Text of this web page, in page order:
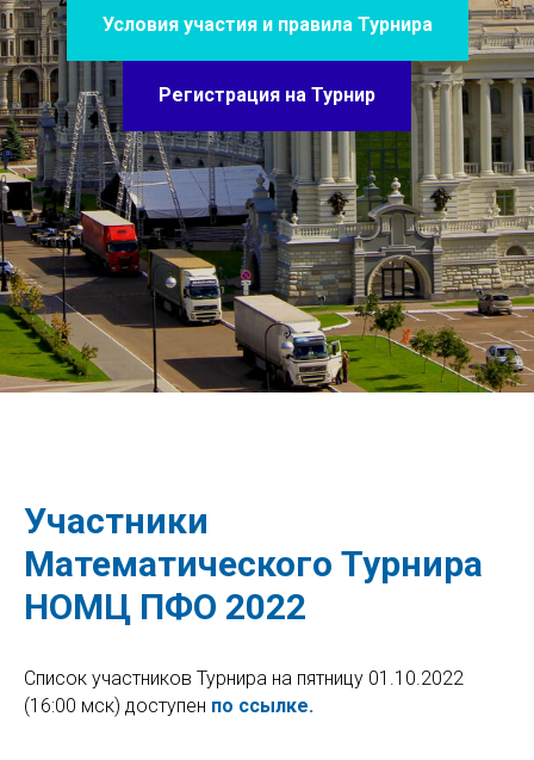
Условия участия и правила Турнира
Регистрация на Турнир
Участники
Математического Турнира
НОМЦ ПФО 2022
Список участников Турнира на пятницу 01.10.2022
(16:00 мск) доступен по ссылке.